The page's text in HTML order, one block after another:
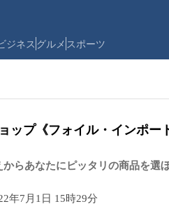
ジネス グルメ スポーツ
ップ《フォイル・インポー
らあなたにピッタリの商品を選
年7月1日 15時29分